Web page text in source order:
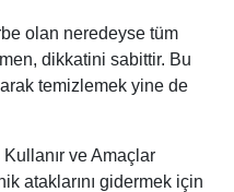
olan neredeyse tüm
dikkatini sabittir. Bu
temizlemek yine de
ve Amaçlar
ataklarını gidermek için